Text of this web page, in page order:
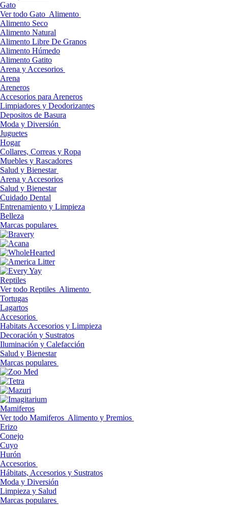
Gato
Ver todo Gato Alimento
Alimento Seco
Alimento Natural
Alimento Libre De Granos
Alimento Húmedo
Alimento Gatito
Arena y Accesorios
Arena
Areneros
Accesorios para Areneros
Limpiadores y Deodorizantes
Depositos de Basura
Moda y Diversión
Juguetes
Hogar
Collares, Correas y Ropa
Muebles y Rascadores
Salud y Bienestar
Arena y Accesorios
Salud y Bienestar
Cuidado Dental
Entrenamiento y Limpieza
Belleza
Marcas populares
Reptiles
Ver todo Reptiles Alimento
Tortugas
Lagartos
Accesorios
Habitats Accesorios y Limpieza
Decoración y Sustratos
Iluminación y Calefacción
Salud y Bienestar
Marcas populares
Mamiferos
Ver todo Mamiferos Alimento y Premios
Erizo
Conejo
Cuyo
Hurón
Accesorios
Hábitats, Accesorios y Sustratos
Moda y Diversión
Limpieza y Salud
Marcas populares